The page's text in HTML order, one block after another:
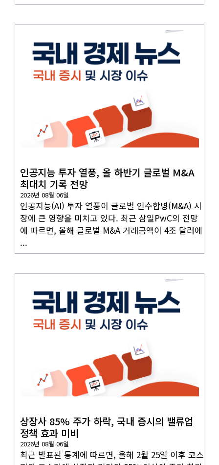
인공지능 투자 열풍, 올 하반기 글로벌 M&A
최대치 기록 전망
2026년 08월 06일
인공지능(AI) 투자 열풍이 글로벌 인수합병(M&A) 시
장에 큰 영향을 미치고 있다. 최근 삼일PwC의 전망
에 따르면, 올해 글로벌 M&A 거래금액이 4조 달러에
...
상장사 85% 주가 하락, 국내 증시의 밸류업
정책 효과 미비
2026년 08월 06일
최근 발표된 통계에 따르면, 올해 2월 25일 이후 코스